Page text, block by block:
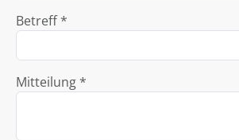
Betreff *
Mitteilung *